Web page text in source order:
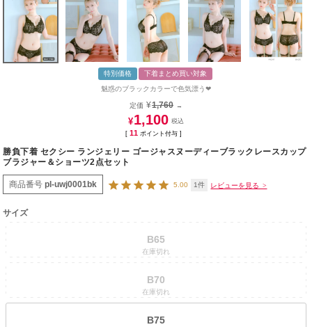
特別価格
下着まとめ買い対象
魅惑のブラックカラーで色気漂う❤︎
定価 ¥1,760 →
¥1,100
[ 11 ポイント付与 ]
勝負下着 セクシー ランジェリー ゴージャスヌーディーブラックレースカップ
ブラジャー＆ショーツ2点セット
商品番号 pl-uwj0001bk 5.00 1
サイズ
B65
在庫切れ
B70
在庫切れ
B75